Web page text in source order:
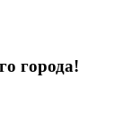
города!